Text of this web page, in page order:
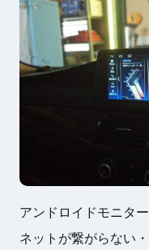
アンドロイドモニタ
ネットが繋がらない